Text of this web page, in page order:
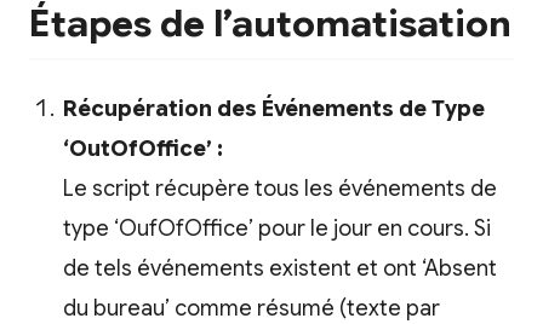
Étapes de l’automatisation
Récupération des Événements de Type
‘OutOfOffice’ :
Le script récupère tous les événements de
type ‘OufOfOffice’ pour le jour en cours. Si
de tels événements existent et ont ‘Absent
du bureau’ comme résumé (texte par